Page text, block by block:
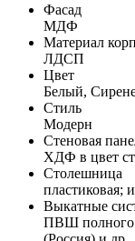
Фасад
МДФ
Материал
ЛДСП
Цвет
Белый,
Стиль
Модерн
Стеновая
ХДФ в цвет
Столешница
пластиковая;
Выкатные
ПВШ полного